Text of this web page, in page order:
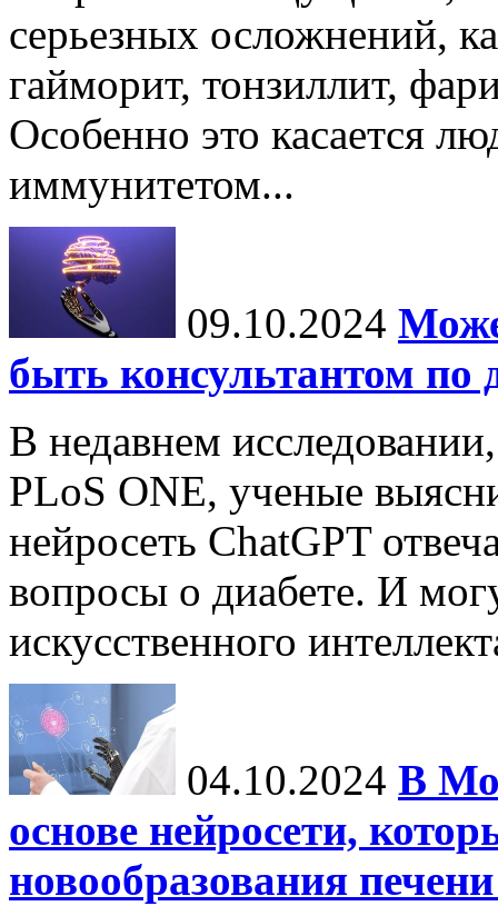
серьезных осложнений,
гайморит, тонзиллит,
Особенно это касается
иммунитетом...
09.10.2024
быть консультантом по
В недавнем
PLoS ONE, ученые
нейросеть ChatGPT
вопросы о диабете. И
искусственного
04.10.2024 В
основе нейросети,
новообразования